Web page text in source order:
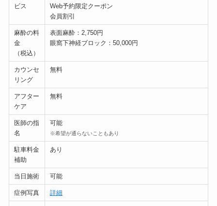
ビス
Web予約限定クーポン
会員割引
麻酔の料
金
（税込）
表面麻酔：2,750円
眼窩下神経ブロック：50,000円
カウンセ
リング
無料
アフター
ケア
無料
医師の指
名
可能
※希望が通らないこともあり
駐車料金
補助
あり
当日施術 可能
症例写真 詳細